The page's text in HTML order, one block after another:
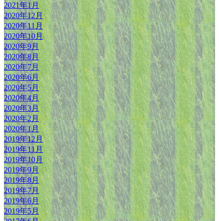
2021年1月
2020年12月
2020年11月
2020年10月
2020年9月
2020年8月
2020年7月
2020年6月
2020年5月
2020年4月
2020年3月
2020年2月
2020年1月
2019年12月
2019年11月
2019年10月
2019年9月
2019年8月
2019年7月
2019年6月
2019年5月